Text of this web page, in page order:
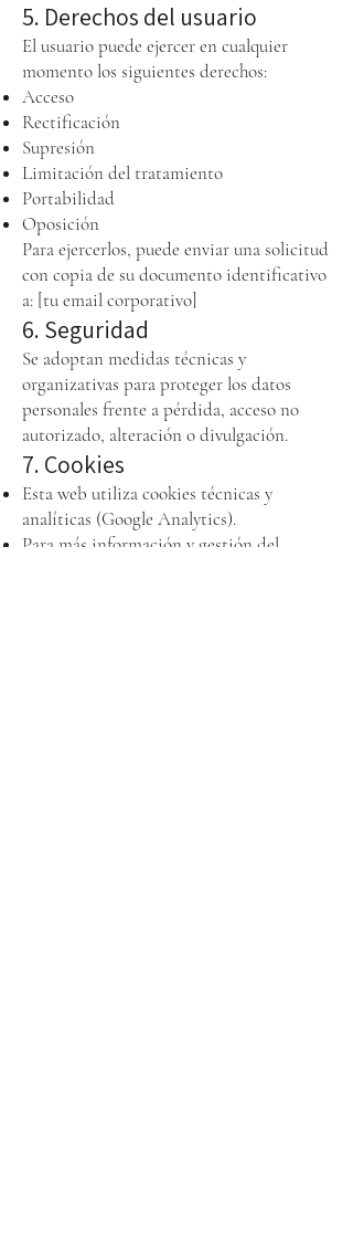
5. Derechos del usuario
El usuario puede ejercer en cualquier
momento los siguientes derechos:
Acceso
Rectificación
Supresión
Limitación del tratamiento
Portabilidad
Oposición
Para ejercerlos, puede enviar una solicitud
con copia de su documento identificativo
a: [tu email corporativo]
6. Seguridad
Se adoptan medidas técnicas y
organizativas para proteger los datos
personales frente a pérdida, acceso no
autorizado, alteración o divulgación.
7. Cookies
Esta web utiliza cookies técnicas y
analíticas (Google Analytics).
Para más información y gestión del